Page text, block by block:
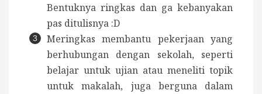
Bentuknya ringkas dan ga kebanyakan
pas ditulisnya :D
Meringkas membantu pekerjaan yang
berhubungan dengan sekolah, seperti
belajar untuk ujian atau meneliti topik
untuk makalah, juga berguna dalam